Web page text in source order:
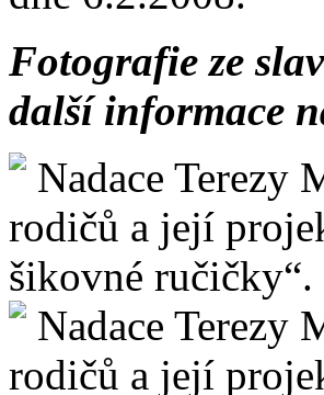
Fotografie ze
další informace